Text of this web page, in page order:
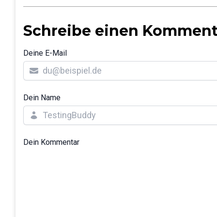
Schreibe einen
Deine E-Mail
Dein Name
Dein Kommentar